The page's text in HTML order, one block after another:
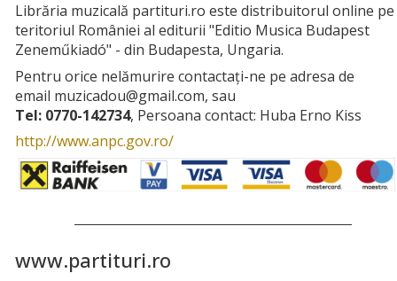
Librăria muzicală partituri.ro este distribuitorul online pe
teritoriul României al editurii "Editio Musica Budapest
Zeneműkiadó" - din Budapesta, Ungaria.
Pentru orice nelămurire contactați-ne pe adresa de
email muzicadou­@­gmail.com, sau
Tel: 0770-142734, Persoana contact: Huba Erno Kiss
http://www.anpc.gov.ro/
www.partituri.ro